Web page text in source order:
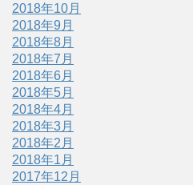
2018年10月
2018年9月
2018年8月
2018年7月
2018年6月
2018年5月
2018年4月
2018年3月
2018年2月
2018年1月
2017年12月